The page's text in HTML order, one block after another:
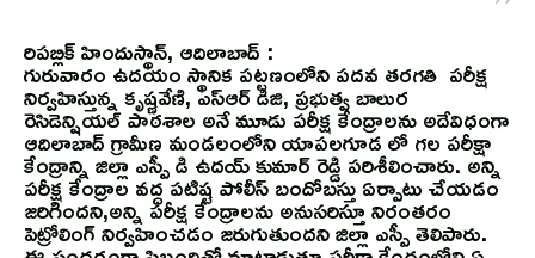
రిపబ్లిక్ హిందుస్థాన్, ఆదిలాబాద్ :
గురువారం ఉదయం స్థానిక పట్టణంలోని పదవ తరగతి పరీక్ష
నిర్వహిస్తున్న కృష్ణవేణి, ఎస్ఆర్ డిజి, ప్రభుత్వ బాలుర
రెసిడెన్షియల్ పాఠశాల అనే మూడు పరీక్ష కేంద్రాలను అదేవిధంగా
ఆదిలాబాద్ గ్రామీణ మండలంలోని యాపలగూడ లో గల పరీక్షా
కేంద్రాన్ని జిల్లా ఎస్పీ డి ఉదయ్ కుమార్ రెడ్డి పరిశీలించారు. అన్ని
పరీక్ష కేంద్రాల వద్ద పటిష్ట పోలీస్ బందోబస్తు ఏర్పాటు చేయడం
జరిగిందని,అన్ని పరీక్ష కేంద్రాలను అనుసరిస్తూ నిరంతరం
పెట్రోలింగ్ నిర్వహించడం జరుగుతుందని జిల్లా ఎస్పీ తెలిపారు.